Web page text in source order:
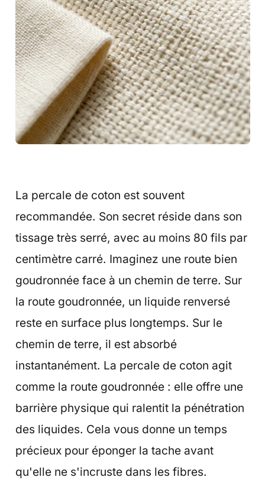
La percale de coton est souvent
recommandée. Son secret réside dans son
tissage très serré, avec au moins 80 fils par
centimètre carré. Imaginez une route bien
goudronnée face à un chemin de terre. Sur
la route goudronnée, un liquide renversé
reste en surface plus longtemps. Sur le
chemin de terre, il est absorbé
instantanément. La percale de coton agit
comme la route goudronnée : elle offre une
barrière physique qui ralentit la pénétration
des liquides. Cela vous donne un temps
précieux pour éponger la tache avant
qu'elle ne s'incruste dans les fibres.